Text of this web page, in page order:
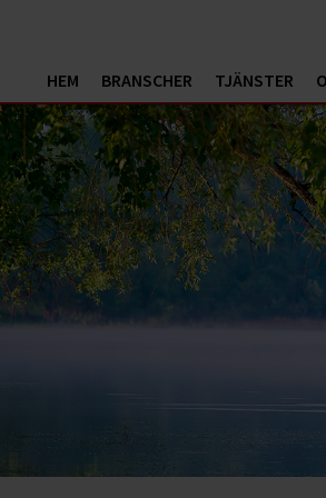
HEM BRANSCHER TJÄNSTER